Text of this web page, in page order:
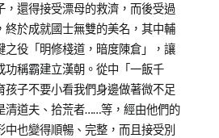
，還得接受漂母的救濟，而後受過
終於成就國士無雙的美名，其中輔
之役「明修棧道，暗度陳倉」，讓
功稱霸建立漢朝。從中「一飯千
孩子不要小看我們身邊做著微不足
清道夫、拾荒者……等，經由他們的
也變得順暢、完整，而且接受別